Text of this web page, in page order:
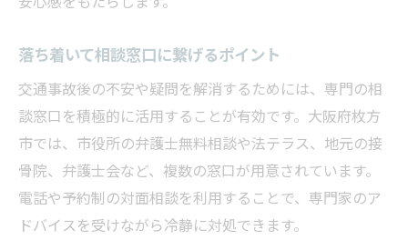
落ち着いて相談窓口に繋げるポイント
交通事故後の不安や疑問を解消するためには、専門の相
談窓口を積極的に活用することが有効です。大阪府枚方
市では、市役所の弁護士無料相談や法テラス、地元の接
骨院、弁護士会など、複数の窓口が用意されています。
電話や予約制の対面相談を利用することで、専門家のア
ドバイスを受けながら冷静に対処できます。